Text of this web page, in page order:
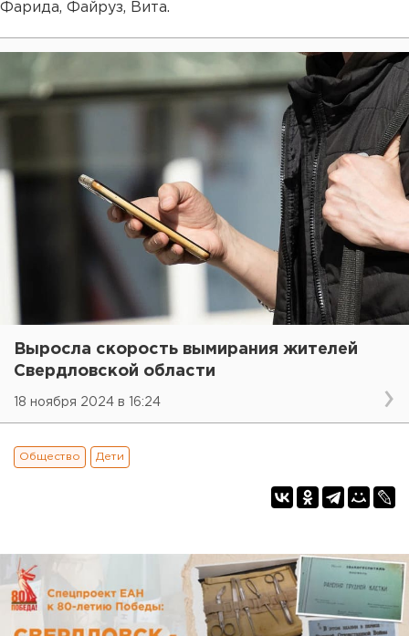
Фарида, Файруз, Вита.
Выросла скорость вымирания жителей
Свердловской области
18 ноября 2024 в 16:24
Общество Дети